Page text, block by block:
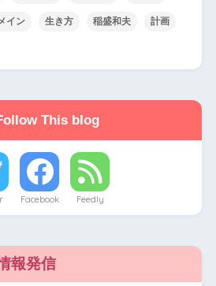
イン 生き方 稲盛和夫 計画
This blog
Facebook Feedly
報発信